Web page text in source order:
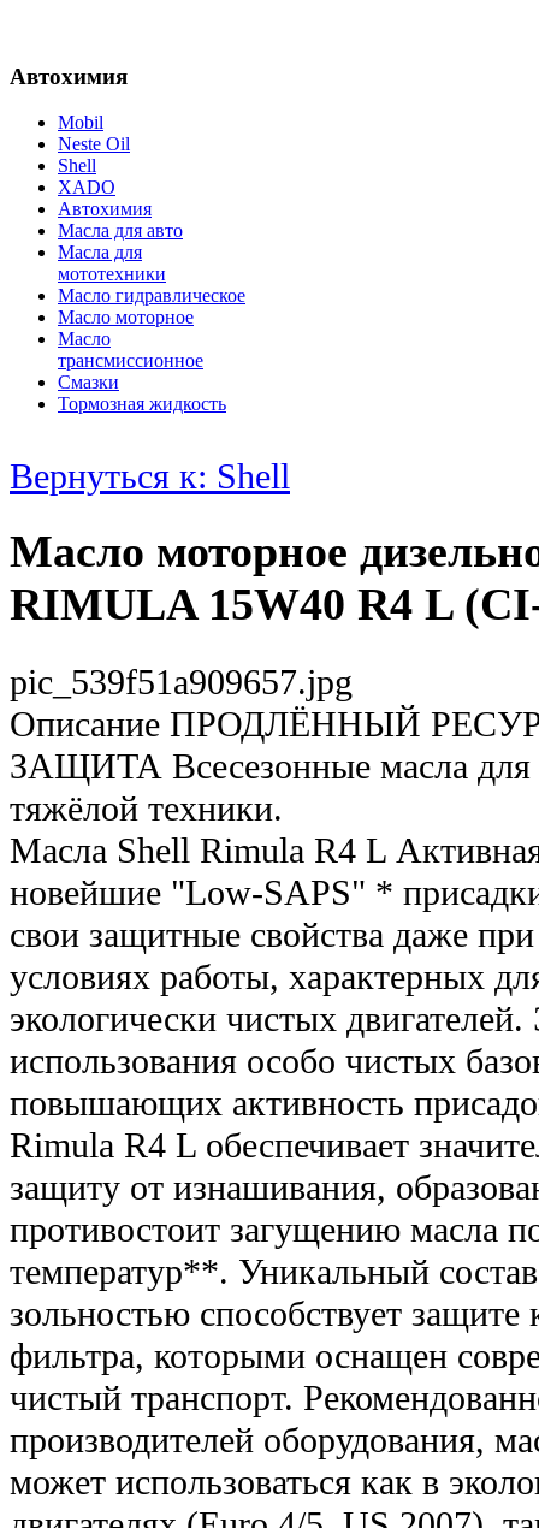
Автохимия
Mobil
Neste Oil
Shell
XADO
Автохимия
Масла для авто
Масла для
мототехники
Масло гидравлическое
Масло моторное
Масло
трансмиссионное
Смазки
Тормозная жидкость
Вернуться к: Shell
Масло моторное
RIMULA 15W40 R4 L
pic_539f51a909657.jpg
Описание ПРОДЛЁННЫЙ
ЗАЩИТА Всесезонные масла для
тяжёлой техники.
Масла Shell Rimula R4 L
новейшие "Low-SAPS" *
свои защитные свойства даже
условиях работы, характерных
экологически чистых двигателей.
использования особо чистых
повышающих активность
Rimula R4 L обеспечивает
защиту от изнашивания,
противостоит загущению масла
температур**. Уникальный
зольностью способствует защите
фильтра, которыми оснащен
чистый транспорт.
производителей оборудования,
может использоваться как в